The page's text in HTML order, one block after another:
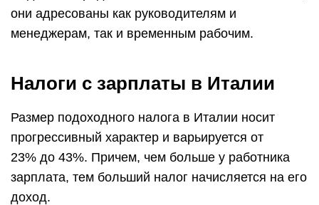
они адресованы как руководителям и
менеджерам, так и временным рабочим.
Налоги с зарплаты в Италии
Размер подоходного налога в Италии носит
прогрессивный характер и варьируется от
23% до 43%. Причем, чем больше у работника
зарплата, тем больший налог начисляется на его
доход.